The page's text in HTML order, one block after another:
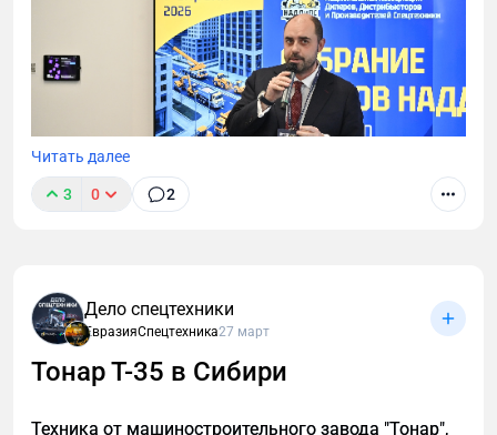
Дистрибьютеров и производителей Спецтехники
(НАДДиПС) прошел 7 апреля в Москве. Он начался
с общего собрания членов организации. На
мероприятии обсуждались ключевые вопросы.
Читать далее
3 0 2
Дело спецтехники
ЕвразияСпецтехника27 март
Тонар Т-35 в Сибири
Техника от машиностроительного завода "Тонар",